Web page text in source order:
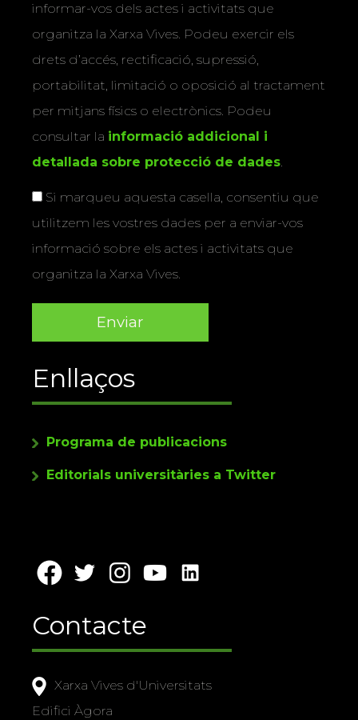
informar-vos dels actes i activitats que
organitza la Xarxa Vives. Podeu exercir els
drets d’accés, rectificació, supressió,
portabilitat, limitació o oposició al tractament
per mitjans físics o electrònics. Podeu
consultar la informació addicional i
detallada sobre protecció de dades.
Si marqueu aquesta casella, consentiu que
utilitzem les vostres dades per a enviar-vos
informació sobre els actes i activitats que
organitza la Xarxa Vives.
Enllaços
Programa de publicacions
Editorials universitàries a Twitter
Contacte
Xarxa Vives d'Universitats
Edifici Àgora